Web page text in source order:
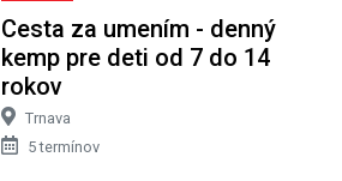
Cesta za umením - denný
kemp pre deti od 7 do 14
rokov
Trnava
5 termínov